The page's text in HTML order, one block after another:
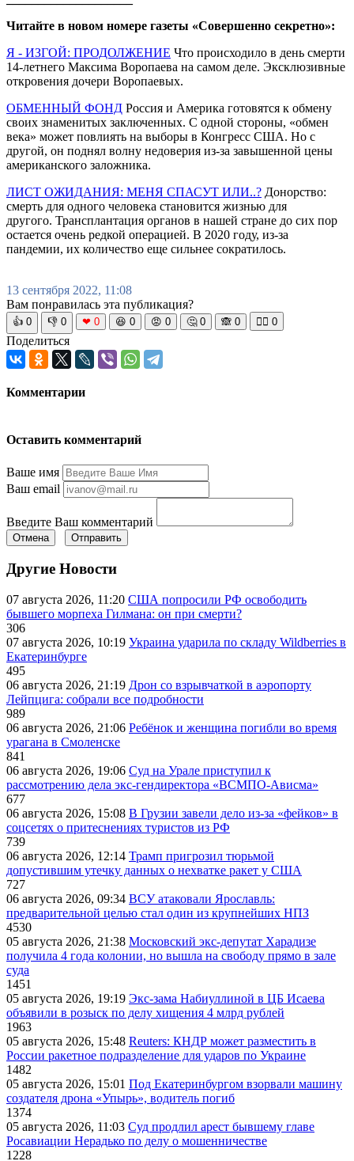
Читайте в новом номере газеты «Совершенно секретно»:
Я - ИЗГОЙ: ПРОДОЛЖЕНИЕ Что происходило в день смерти
14-летнего Максима Воропаева на самом деле. Эксклюзивные
откровения дочери Воропаевых.
ОБМЕННЫЙ ФОНД Россия и Америка готовятся к обмену
своих знаменитых заключенных. С одной стороны, «обмен
века» может повлиять на выборы в Конгресс США. Но с
другой, он поднял волну недоверия из-за завышенной цены
американского заложника.
ЛИСТ ОЖИДАНИЯ: МЕНЯ СПАСУТ ИЛИ..? Донорство:
смерть для одного человека становится жизнью для
другого. Трансплантация органов в нашей стране до сих пор
остается очень редкой операцией. В 2020 году, из-за
пандемии, их количество еще сильнее сократилось.
13 сентября 2022, 11:08
Вам понравилась эта публикация?
👍 0 👎 0 ❤ 0 😆 0 😡 0 🤔 0 🙈 0 🧘‍♀️ 0
Поделиться
Комментарии
Оставить комментарий
Ваше имя
Ваш email
Введите Ваш комментарий
Отмена Отправить
Другие Новости
07 августа 2026, 11:20 США попросили РФ освободить
бывшего морпеха Гилмана: он при смерти?
306
07 августа 2026, 10:19 Украина ударила по складу Wildberries в
Екатеринбурге
495
06 августа 2026, 21:19 Дрон со взрывчаткой в аэропорту
Лейпцига: собрали все подробности
989
06 августа 2026, 21:06 Ребёнок и женщина погибли во время
урагана в Смоленске
841
06 августа 2026, 19:06 Суд на Урале приступил к
рассмотрению дела экс-гендиректора «ВСМПО-Ависма»
677
06 августа 2026, 15:08 В Грузии завели дело из-за «фейков» в
соцсетях о притеснениях туристов из РФ
739
06 августа 2026, 12:14 Трамп пригрозил тюрьмой
допустившим утечку данных о нехватке ракет у США
727
06 августа 2026, 09:34 ВСУ атаковали Ярославль:
предварительной целью стал один из крупнейших НПЗ
4530
05 августа 2026, 21:38 Московский экс-депутат Харадизе
получила 4 года колонии, но вышла на свободу прямо в зале
суда
1451
05 августа 2026, 19:19 Экс-зама Набиуллиной в ЦБ Исаева
объявили в розыск по делу хищения 4 млрд рублей
1963
05 августа 2026, 15:48 Reuters: КНДР может разместить в
России ракетное подразделение для ударов по Украине
1482
05 августа 2026, 15:01 Под Екатеринбургом взорвали машину
создателя дрона «Упырь», водитель погиб
1374
05 августа 2026, 11:03 Суд продлил арест бывшему главе
Росавиации Нерадько по делу о мошенничестве
1228